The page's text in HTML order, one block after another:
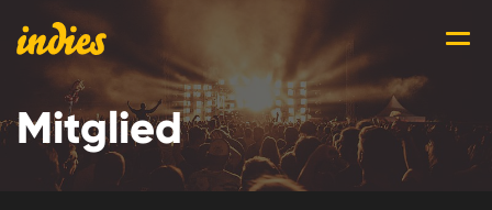
Mitglied